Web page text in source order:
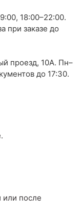
18:00–22:00.
при заказе до
проезд, 10А. Пн–
до 17:30.
или после